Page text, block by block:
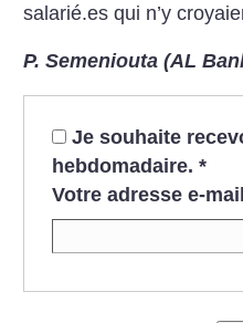
salarié.es qui n’y
P. Semeniouta (AL
Je souhaite
hebdomadaire. *
Votre adresse e-mail